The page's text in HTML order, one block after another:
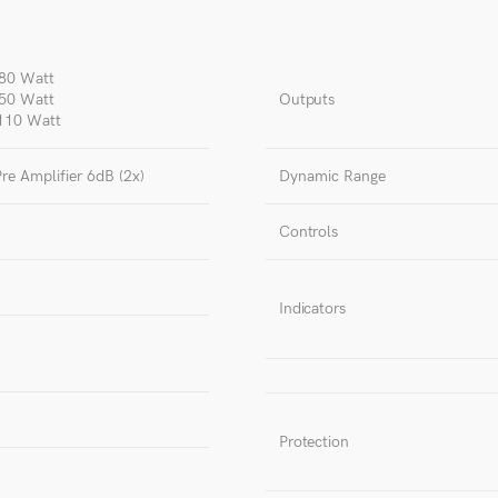
Watt
Watt
Watt
Amplifier 6dB (2x)
Outputs
Dynamic Range
Controls
Indicators
Protection